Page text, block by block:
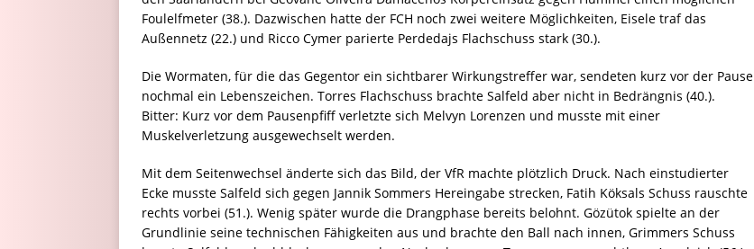
Foulelfmeter (38.). Dazwischen hatte der FCH noch zwei weitere Möglichkeiten, Eisele traf das
Außennetz (22.) und Ricco Cymer parierte Perdedajs Flachschuss stark (30.).
Die Wormaten, für die das Gegentor ein sichtbarer Wirkungstreffer war, sendeten kurz vor der Pause
nochmal ein Lebenszeichen. Torres Flachschuss brachte Salfeld aber nicht in Bedrängnis (40.).
Bitter: Kurz vor dem Pausenpfiff verletzte sich Melvyn Lorenzen und musste mit einer
Muskelverletzung ausgewechselt werden.
Mit dem Seitenwechsel änderte sich das Bild, der VfR machte plötzlich Druck. Nach einstudierter
Ecke musste Salfeld sich gegen Jannik Sommers Hereingabe strecken, Fatih Köksals Schuss rauschte
rechts vorbei (51.). Wenig später wurde die Drangphase bereits belohnt. Gözütok spielte an der
Grundlinie seine technischen Fähigkeiten aus und brachte den Ball nach innen, Grimmers Schuss